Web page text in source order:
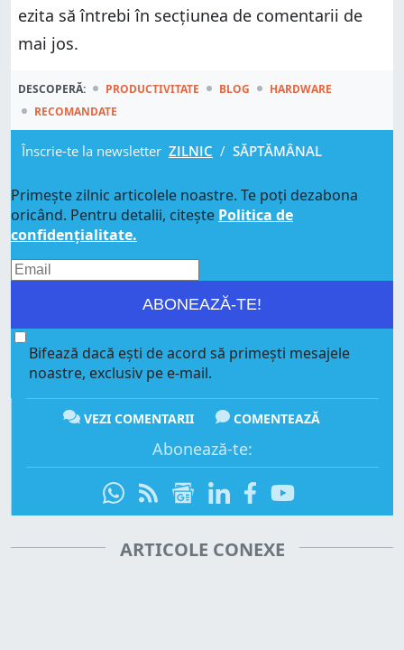
ezita să întrebi în secțiunea de comentarii de
mai jos.
DESCOPERĂ: PRODUCTIVITATE BLOG
HARDWARE
RECOMANDATE
Înscrie-te la newsletter ZILNIC / SĂPTĂMÂNAL
Primește zilnic articolele noastre. Te poți dezabona
oricând. Pentru detalii, citește Politica de
confidențialitate.
ABONEAZĂ-TE!
Bifează dacă ești de acord să primești mesajele
noastre, exclusiv pe e-mail.
VEZI COMENTARII COMENTEAZĂ
Abonează-te:
ARTICOLE CONEXE